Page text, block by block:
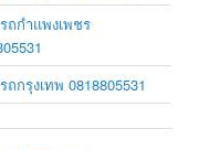
ถกำแพงเพชร
ถกรุงเทพ 0818805531